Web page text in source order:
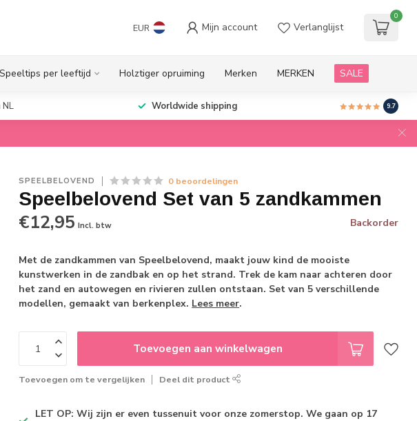
EUR Mijn account Verlanglijst
0
Speeltips per leeftijd Holztiger opruiming Merken MERKEN SALE
Worldwide shipping 9.7
SPEELBELOVEND 0 beoordelingen
Speelbelovend Set van 5 zandkammen
€12,95 Incl. btw Backorder
Met de zandkammen van Speelbelovend, maakt jouw kind de mooiste
kunstwerken in de zandbak en op het strand. Trek de kam naar achteren door
het zand en autowegen en rivieren zullen ontstaan. Set van 5 verschillende
modellen, gemaakt van berkenplex. Lees meer.
Toevoegen aan winkelwagen
Toevoegen om te vergelijken Deel dit product
LET OP: Wij zijn er even tussenuit voor onze zomerstop. We gaan op 17